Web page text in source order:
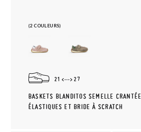
(2 COULEURS)
21 27
BASKETS BLANDITOS SEMELLE CRANTÉE
ÉLASTIQUES ET BRIDE À SCRATCH